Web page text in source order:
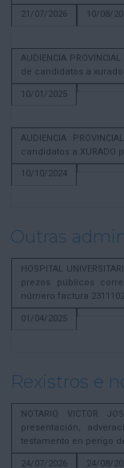
21/07/2026
10/08/
AUDIENCIA
de candidatos a
10/01/2025
AUDIENCIA
candidatos a XURADO
10/10/2024
Outras
HOSPITAL
prezos públicos
número factura
01/04/2025
Rexistros e
NOTARIO VICTOR
presentación,
testamento en perigo
24/07/2026
24/08/